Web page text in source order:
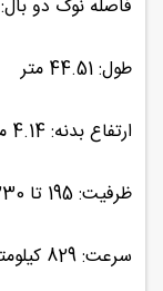
فاصله نوک دو بال: 35.8 متر
طول: 44.51 متر
ارتفاع بدنه: 4.14 متر
ظرفیت: 195 تا 230 مسافر
سرعت: 829 کیلومتر در ساعت